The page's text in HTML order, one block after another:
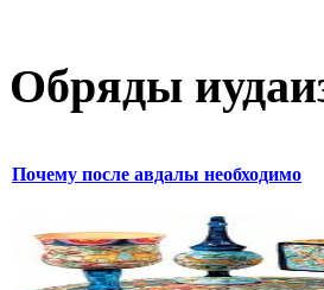
Обряды
Почему после авдалы необходимо